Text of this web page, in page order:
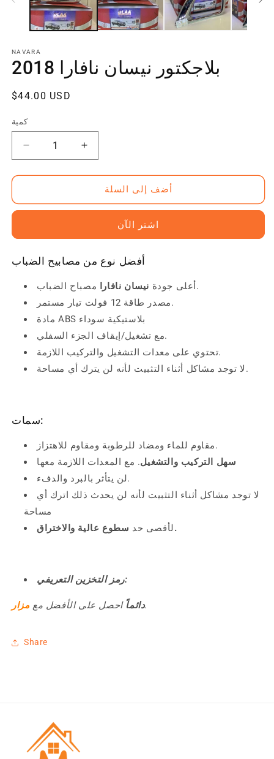
NAVARA
بلاجكتور نيسان نافارا 2018
سعر
$44.00 USD
كمية
ل
نيسان
زيادة
ل
بلاجكتور
نيسان
أضف إلى السلة
اشتر الآن
أفضل نوع من مصابيح الضباب
أعلى جودة نيسان نافارا
مصباح الضباب.
مصدر طاقة 12 فولت تيار مستمر.
مادة ABS بلاستيكية سوداء
مع تشغيل/إيقاف الجزء السفلي.
تحتوي على معدات التشغيل والتركيب اللازمة.
لا توجد مشاكل أثناء التثبيت لأنه لن يترك أي مساحة.
سمات:
مقاوم للماء ومضاد للرطوبة ومقاوم للاهتزاز.
سهل التركيب والتشغيل. مع المعدات اللازمة معها
لن يتأثر بالبرد والدفء.
لا توجد مشاكل أثناء التثبيت لأنه لن يحدث ذلك اترك أي
مساحة
لأقصى حدسطوع عالية والاختراق.
رمز التخزين التعريفي:
دائماً احصل على الأفضل مع مزار .
Share